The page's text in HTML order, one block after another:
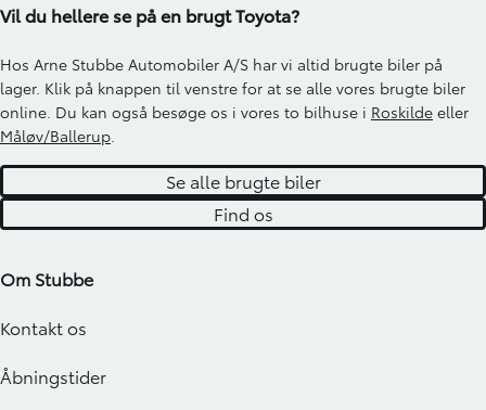
Vil du hellere se på en brugt Toyota?
Hos Arne Stubbe Automobiler A/S har vi altid brugte biler på
lager. Klik på knappen til venstre for at se alle vores brugte biler
online. Du kan også besøge os i vores to bilhuse i Roskilde eller
Måløv/Ballerup
Se alle brugte biler
Find os
Om Stubbe
Kontakt os
Åbningstider